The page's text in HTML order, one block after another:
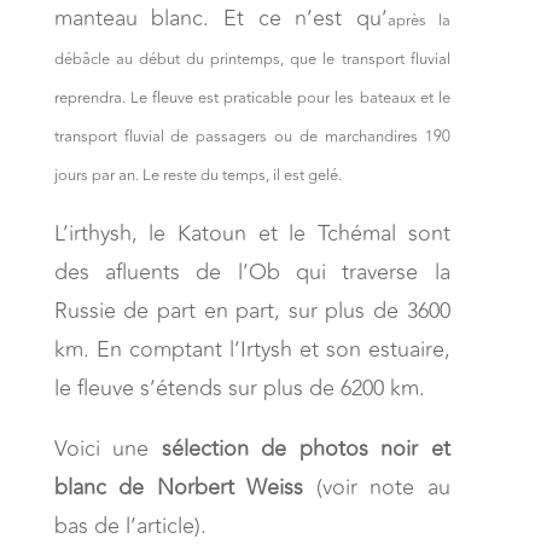
manteau blanc. Et ce n’est qu’après la
débâcle au début du printemps, que le transport fluvial
reprendra. Le fleuve est praticable pour les bateaux et le
transport fluvial de passagers ou de marchandires 190
jours par an. Le reste du temps, il est gelé.
L’irthysh, le Katoun et le Tchémal sont
des afluents de l’Ob qui traverse la
Russie de part en part, sur plus de 3600
km. En comptant l’Irtysh et son estuaire,
le fleuve s’étends sur plus de 6200 km.
Voici une sélection de photos noir et
blanc de Norbert Weiss (voir note au
bas de l’article).